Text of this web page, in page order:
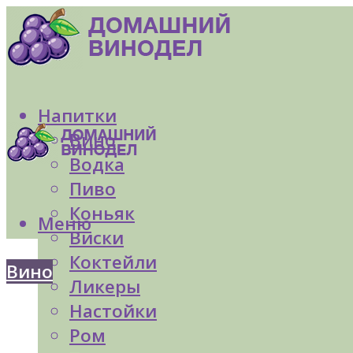
Напитки
Вино
Водка
Пиво
Коньяк
Виски
Коктейли
Ликеры
Настойки
Ром
Меню
Вино